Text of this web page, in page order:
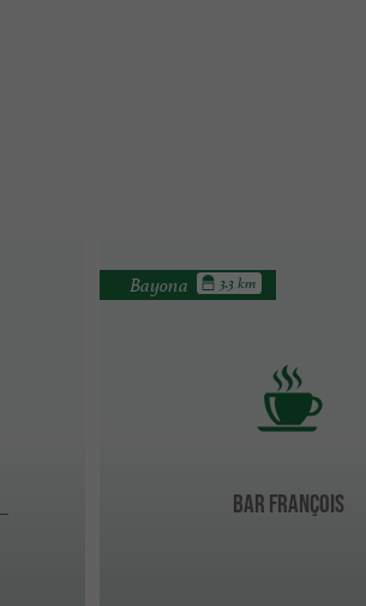
Bar François
Bayona 3.3 km